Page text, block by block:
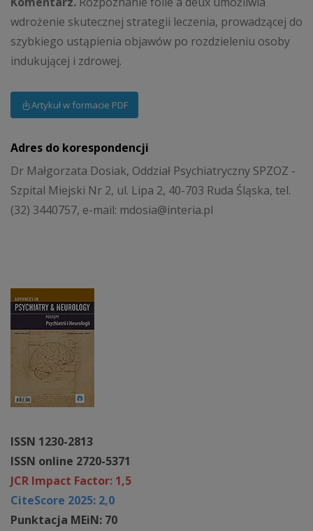
ISSN 1230-2813
ISSN online 2720-5371
JCR Impact Factor: 1,5
CiteScore 2025: 2,0
Punktacja MEiN: 70
wdrożenie skutecznej strategii leczenia, prowadzącej do
szybkiego ustąpienia objawów po rozdzieleniu osoby
indukującej i zdrowej.
Artykuł w formacie PDF
Adres do korespondencji
Dr Małgorzata Dosiak, Oddział Psychiatryczny SPZOZ -
Szpital Miejski Nr 2, ul. Lipa 2, 40-703 Ruda Śląska, tel.
(32) 3440757, e-mail: mdosia@interia.pl